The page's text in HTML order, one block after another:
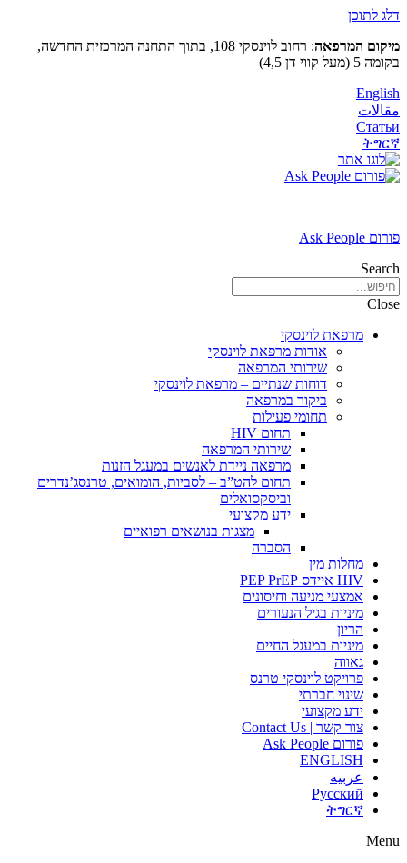
דלג לתוכן
מיקום המרפאה
: רחוב לוינסקי 108, בתוך התחנה המרכזית החדשה,
בקומה 5 (מעל קווי דן 4,5)
English
مقالات
Статьи
ትግርኛ
פורום Ask People
Search
Close
מרפאת לוינסקי
אודות מרפאת לוינסקי
שירותי המרפאה
דוחות שנתיים – מרפאת לוינסקי
ביקור במרפאה
תחומי פעילות
תחום HIV
שירותי המרפאה
מרפאה ניידת לאנשים במעגל הזנות
תחום להט”ב – לסביות, הומואים, טרנסג’נדרים
וביסקסואלים
ידע מקצועי
מצגות בנושאים רפואיים
הסברה
מחלות מין
HIV איידס PEP PrEP
אמצעי מניעה וחיסונים
מיניות בגיל הנעורים
הריון
מיניות במעגל החיים
גאווה
פרויקט לוינסקי טרנס
שינוי חברתי
ידע מקצועי
צור קשר | Contact Us
פורום Ask People
ENGLISH
عربيه
Русский
ትግርኛ
Menu